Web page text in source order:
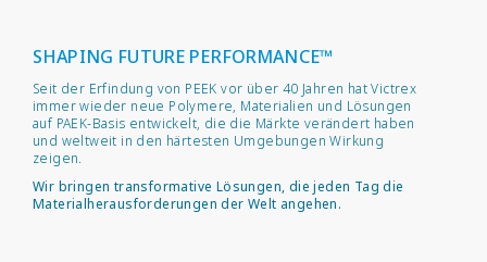
SHAPING FUTURE PERFORMANCE™
Seit der Erfindung von PEEK vor über 40 Jahren hat Victrex
immer wieder neue Polymere, Materialien und Lösungen
auf PAEK-Basis entwickelt, die die Märkte verändert haben
und weltweit in den härtesten Umgebungen Wirkung
zeigen.
Wir bringen transformative Lösungen, die jeden Tag die
Materialherausforderungen der Welt angehen.